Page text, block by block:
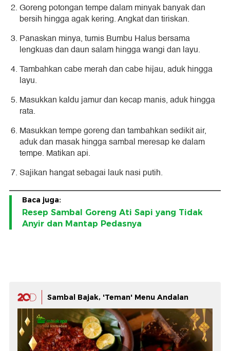
Goreng potongan tempe dalam minyak banyak dan
bersih hingga agak kering. Angkat dan tiriskan.
Panaskan minya, tumis Bumbu Halus bersama
lengkuas dan daun salam hingga wangi dan layu.
Tambahkan cabe merah dan cabe hijau, aduk hingga
layu.
Masukkan kaldu jamur dan kecap manis, aduk hingga
rata.
Masukkan tempe goreng dan tambahkan sedikit air,
aduk dan masak hingga sambal meresap ke dalam
tempe. Matikan api.
Sajikan hangat sebagai lauk nasi putih.
Baca juga:
Resep Sambal Goreng Ati Sapi yang Tidak
Anyir dan Mantap Pedasnya
Sambal Bajak, 'Teman' Menu Andalan